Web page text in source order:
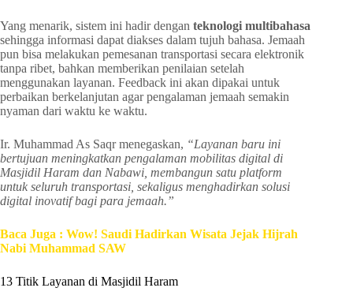
Yang menarik, sistem ini hadir dengan teknologi multibahasa
sehingga informasi dapat diakses dalam tujuh bahasa. Jemaah
pun bisa melakukan pemesanan transportasi secara elektronik
tanpa ribet, bahkan memberikan penilaian setelah
menggunakan layanan. Feedback ini akan dipakai untuk
perbaikan berkelanjutan agar pengalaman jemaah semakin
nyaman dari waktu ke waktu.
Ir. Muhammad As Saqr menegaskan, “Layanan baru ini
bertujuan meningkatkan pengalaman mobilitas digital di
Masjidil Haram dan Nabawi, membangun satu platform
untuk seluruh transportasi, sekaligus menghadirkan solusi
digital inovatif bagi para jemaah.”
Baca Juga : Wow! Saudi Hadirkan Wisata Jejak Hijrah
Nabi Muhammad SAW
13 Titik Layanan di Masjidil Haram